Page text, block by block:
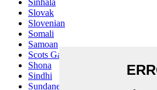
Slovak
Slovenian
Somali
Samoan
Scots Gaelic
Shona
Sindhi
Sundanese